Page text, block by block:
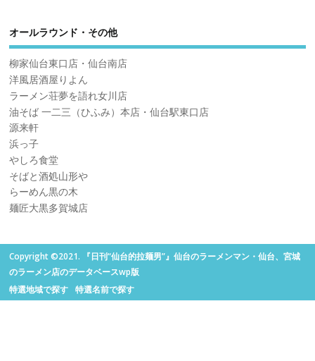
オールラウンド・その他
柳家仙台東口店・仙台南店
洋風居酒屋りよん
ラーメン荘夢を語れ女川店
油そば 一二三（ひふみ）本店・仙台駅東口店
源来軒
浜っ子
やしろ食堂
そばと酒処山形や
らーめん黒の木
麺匠大黒多賀城店
Copyright ©2021. 『日刊“仙台的拉麺男”』仙台のラーメンマン・仙台、宮城
のラーメン店のデータベースwp版
特選地域で探す
特選名前で探す